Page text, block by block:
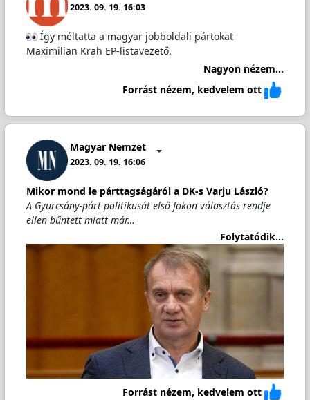
2023. 09. 19. 16:03
Így méltatta a magyar jobboldali pártokat
Maximilian Krah EP-listavezető.
Nagyon nézem...
Forrást nézem, kedvelem ott
Magyar Nemzet
2023. 09. 19. 16:06
Mikor mond le párttagságáról a DK-s Varju László?
A Gyurcsány-párt politikusát első fokon választás rendje
ellen bűntett miatt már…
Folytatódik...
Forrást nézem, kedvelem ott